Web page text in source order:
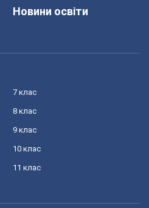
Новини освіти
7 клас
8 клас
9 клас
10 клас
11 клас